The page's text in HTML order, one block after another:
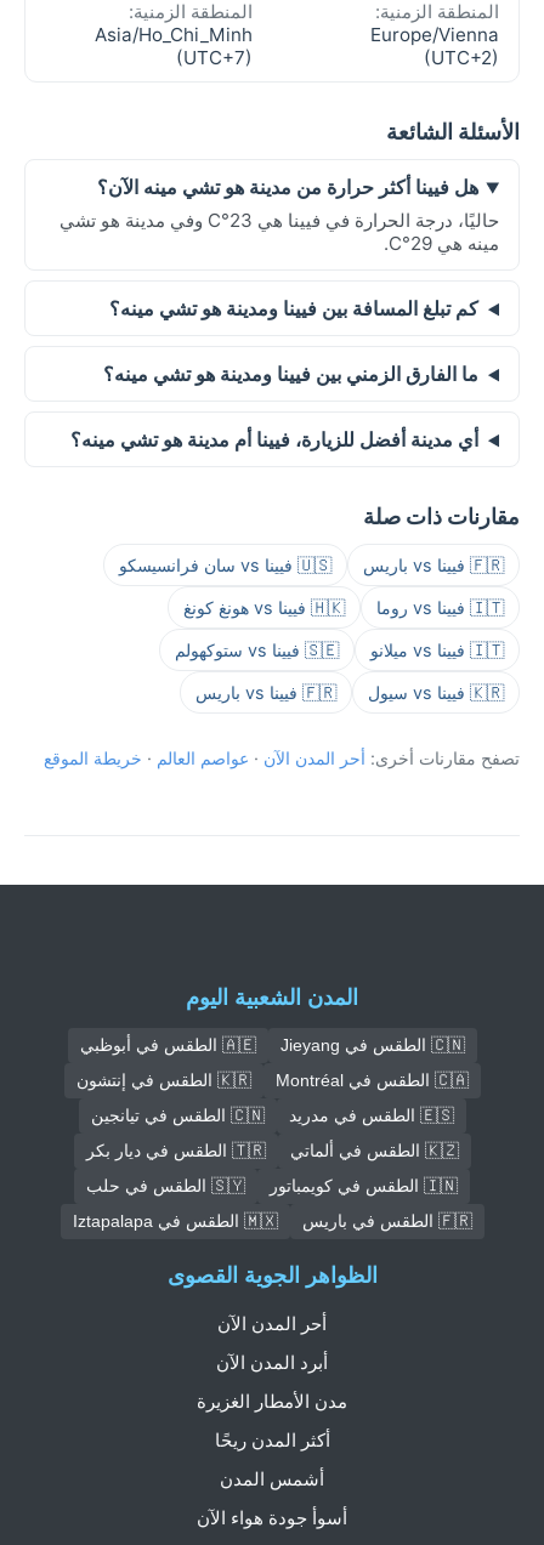
المنطقة الزمنية:
Europe/Vienna
(UTC+2)
المنطقة الزمنية:
Asia/Ho_Chi_Minh
(UTC+7)
الأسئلة الشائعة
هل فيينا أكثر حرارة من مدينة هو تشي مينه الآن؟
حاليًا، درجة الحرارة في فيينا هي 23°C وفي مدينة هو تشي
مينه هي 29°C.
كم تبلغ المسافة بين فيينا ومدينة هو تشي مينه؟
ما الفارق الزمني بين فيينا ومدينة هو تشي مينه؟
أي مدينة أفضل للزيارة، فيينا أم مدينة هو تشي مينه؟
مقارنات ذات صلة
🇫🇷 فيينا vs باريس 🇺🇸 فيينا vs سان فرانسيسكو
🇮🇹 فيينا vs روما 🇭🇰 فيينا vs هونغ كونغ
🇮🇹 فيينا vs ميلانو 🇸🇪 فيينا vs ستوكهولم
🇰🇷 فيينا vs سيول 🇫🇷 فيينا vs باريس
تصفح مقارنات أخرى: أحر المدن الآن · عواصم العالم · خريطة الموقع
المدن الشعبية اليوم
🇨🇳 الطقس في Jieyang
🇦🇪 الطقس في أبوظبي
🇨🇦 الطقس في Montréal
🇰🇷 الطقس في إنتشون
🇪🇸 الطقس في مدريد
🇨🇳 الطقس في تيانجين
🇰🇿 الطقس في ألماتي
🇹🇷 الطقس في ديار بكر
🇮🇳 الطقس في كويمباتور
🇸🇾 الطقس في حلب
🇫🇷 الطقس في باريس
🇲🇽 الطقس في Iztapalapa
الظواهر الجوية القصوى
أحر المدن الآن
أبرد المدن الآن
مدن الأمطار الغزيرة
أكثر المدن ريحًا
أشمس المدن
أسوأ جودة هواء الآن